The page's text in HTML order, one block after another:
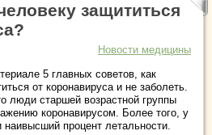
защититься
Новости медицины
5 главных советов, как
от коронавируса и не заболеть.
люди старшей возрастной группы
коронавирусом. Более того, у
наивысший процент летальности.